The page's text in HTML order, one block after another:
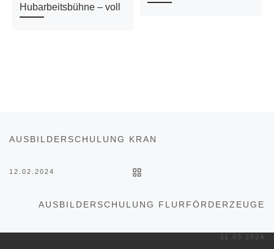
Hubarbeitsbühne – voll
Beitragsnavigation
AUSBILDERSCHULUNG KRAN
12.02.2024
AUSBILDERSCHULUNG FLURFÖRDERZEUGE
11.03.2024